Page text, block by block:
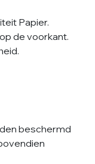
Papier.
de voorkant.
beschermd